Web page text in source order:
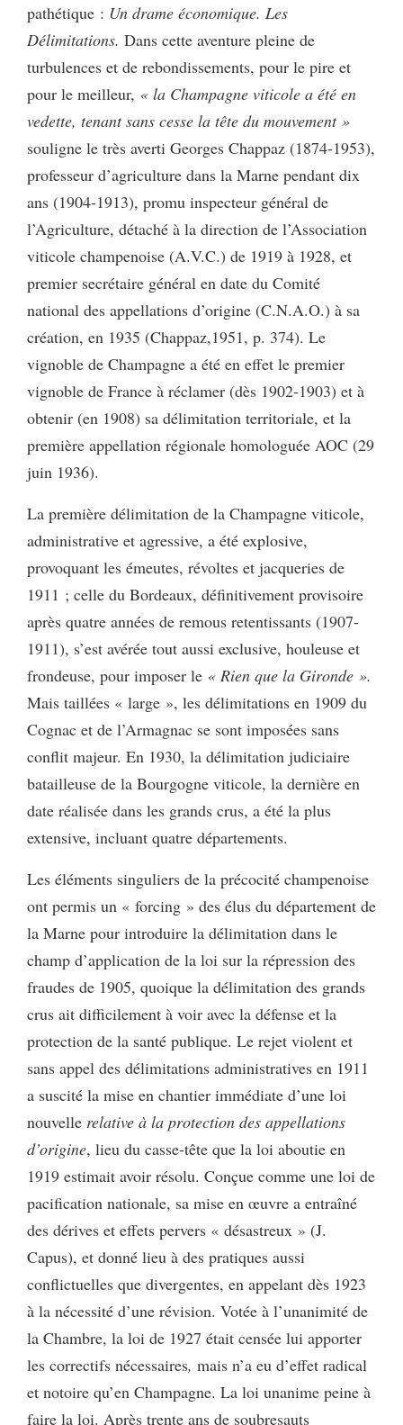
pathétique : Un drame économique. Les
Délimitations. Dans cette aventure pleine de
turbulences et de rebondissements, pour le pire et
pour le meilleur, « la Champagne viticole a été en
vedette, tenant sans cesse la tête du mouvement »
souligne le très averti Georges Chappaz (1874-1953),
professeur d’agriculture dans la Marne pendant dix
ans (1904-1913), promu inspecteur général de
l’Agriculture, détaché à la direction de l’Association
viticole champenoise (A.V.C.) de 1919 à 1928, et
premier secrétaire général en date du Comité
national des appellations d’origine (C.N.A.O.) à sa
création, en 1935 (Chappaz,1951, p. 374). Le
vignoble de Champagne a été en effet le premier
vignoble de France à réclamer (dès 1902-1903) et à
obtenir (en 1908) sa délimitation territoriale, et la
première appellation régionale homologuée AOC (29
juin 1936).
La première délimitation de la Champagne viticole,
administrative et agressive, a été explosive,
provoquant les émeutes, révoltes et jacqueries de
1911 ; celle du Bordeaux, définitivement provisoire
après quatre années de remous retentissants (1907-
1911), s’est avérée tout aussi exclusive, houleuse et
frondeuse, pour imposer le « Rien que la Gironde ».
Mais taillées « large », les délimitations en 1909 du
Cognac et de l’Armagnac se sont imposées sans
conflit majeur. En 1930, la délimitation judiciaire
batailleuse de la Bourgogne viticole, la dernière en
date réalisée dans les grands crus, a été la plus
extensive, incluant quatre départements.
Les éléments singuliers de la précocité champenoise
ont permis un « forcing » des élus du département de
la Marne pour introduire la délimitation dans le
champ d’application de la loi sur la répression des
fraudes de 1905, quoique la délimitation des grands
crus ait difficilement à voir avec la défense et la
protection de la santé publique. Le rejet violent et
sans appel des délimitations administratives en 1911
a suscité la mise en chantier immédiate d’une loi
nouvelle relative à la protection des appellations
d’origine, lieu du casse-tête que la loi aboutie en
1919 estimait avoir résolu. Conçue comme une loi de
pacification nationale, sa mise en œuvre a entraîné
des dérives et effets pervers « désastreux » (J.
Capus), et donné lieu à des pratiques aussi
conflictuelles que divergentes, en appelant dès 1923
à la nécessité d’une révision. Votée à l’unanimité de
la Chambre, la loi de 1927 était censée lui apporter
les correctifs nécessaires, mais n’a eu d’effet radical
et notoire qu’en Champagne. La loi unanime peine à
faire la loi. Après trente ans de soubresauts